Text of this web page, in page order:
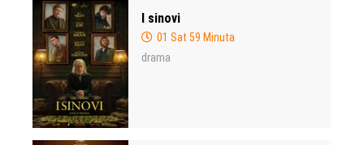
I sinovi
01 Sat 59 Minuta
drama